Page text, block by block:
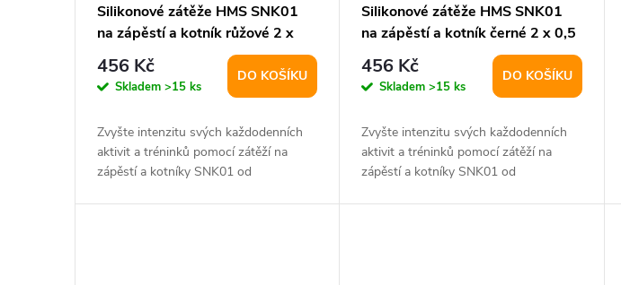
Silikonové zátěže HMS SNK01
na zápěstí a kotník růžové 2 x
0,5 kg
456 Kč
Skladem >15 ks
DO KOŠÍKU
Zvyšte intenzitu svých každodenních
aktivit a tréninků pomocí zátěží na
zápěstí a kotníky SNK01 od
Silikonové zátěže HMS SNK01
na zápěstí a kotník černé 2 x 0,5
kg
456 Kč
Skladem>15 ks
DO KOŠÍKU
Zvyšte intenzitu svých každodenních
aktivit a tréninků pomocí zátěží na
zápěstí a kotníky SNK01 od